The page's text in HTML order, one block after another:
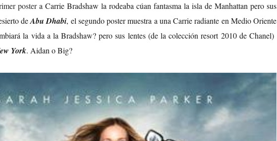
postera Carrie Bradshaw la rodeaba cúan fantasma la isla de Manhattan pero sus
deAbu Dhabi, el segundo poster muestra a una Carrie radiante en Medio Oriente
la vida a la Bradshaw? pero sus lentes (de la colección resort 2010 de Chanel)
York. Aidan o Big?